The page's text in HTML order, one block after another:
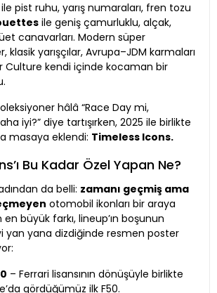
ile pist ruhu, yarış numaraları, fren tozu
ile geniş çamurluklu, alçak,
canavarları. Modern süper
klasik yarışçılar, Avrupa–JDM karmaları
Culture kendi içinde kocaman bir
hâlâ “Race Day mi,
iyi?” diye tartışırken, 2025 ile birlikte
masaya eklendi: Timeless Icons.
Bu Kadar Özel Yapan Ne?
da belli: zamanı geçmiş ama
otomobil ikonları bir araya
büyük farkı, lineup’ın boşunun
yan yana dizdiğinde resmen poster
– Ferrari lisansının dönüşüyle birlikte
gördüğümüz ilk F50.